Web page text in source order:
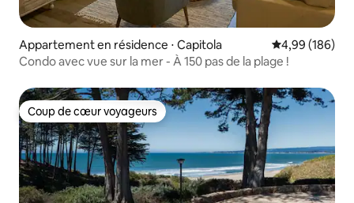
Appartement en résidence ⋅ Capitola Évaluation
4,99 (186)
Condo avec vue sur la mer - À 150 pas de la plage !
Coup de cœur voyageurs
Coup de cœur voyageurs